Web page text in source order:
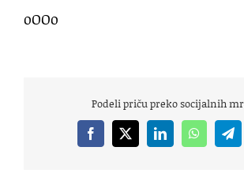
oOOo
Podeli priču preko socijalnih
Facebook
X LinkedInWhatsApp